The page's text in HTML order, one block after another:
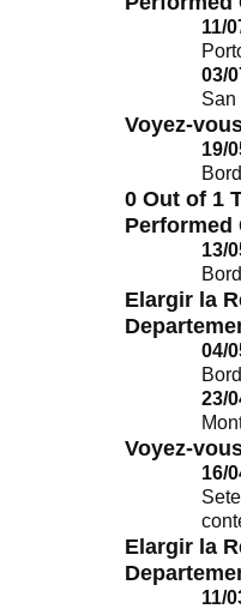
11/
03/
San
Voyez-
19/
0 Out of 1
Performed
13/
Elargir la
04/
23/
Voyez-
16/
Sete
Elargir la
11/